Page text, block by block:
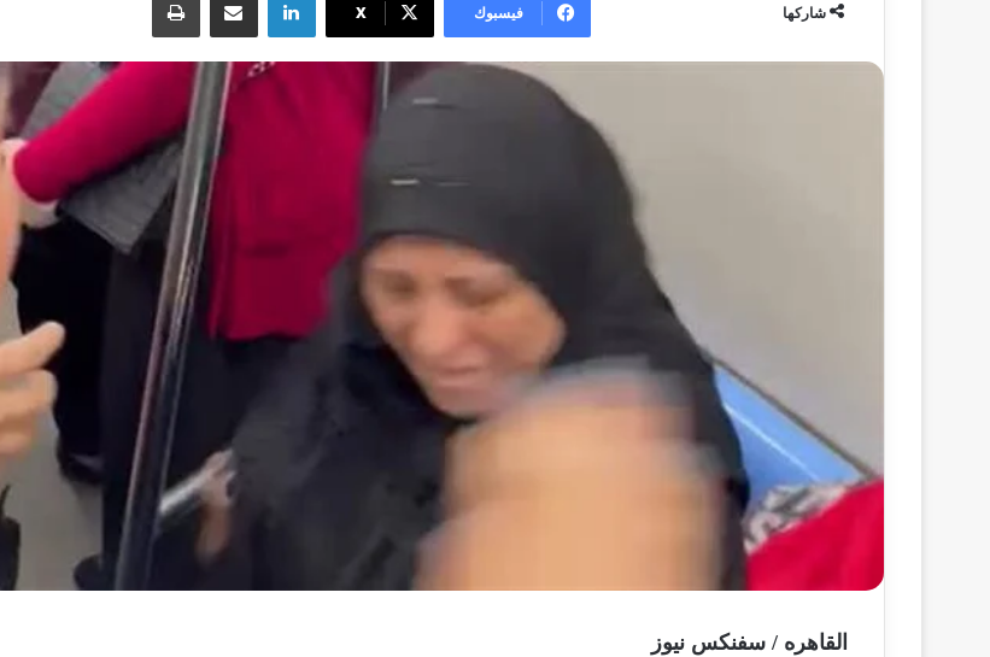
ب
و
شاركها فيسبوك X
القاهره / سفنكس نيوز